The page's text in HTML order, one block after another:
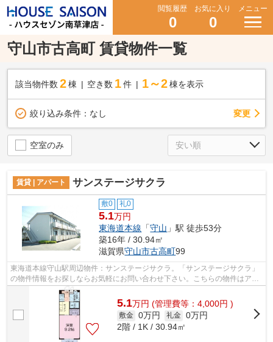
閲覧履歴
0
お気に入り
0
メニュー
守山市古高町 賃貸物件一覧
該当物件数 2棟 空き数 1 件 1～2 棟を表示
絞り込み条件： なし 変更
空室のみ
賃貸 | アパート サンステージサクラ
敷0 礼0
5.1万円
東海道本線 「守山 」駅 徒歩53分
築16年 / 30.94㎡
滋賀県守山市古高町99
東海道本線守山駅周辺物件：サンステージサクラ。「サンステージサクラ」
の物件情報をお探しならお気軽にお問い合わせ下さい。こちらの物件はアパ
ートです。東海道本線守山近辺の物件...
5.1万円 (管理費等：4,000円 )
敷金 0万円 礼金 0万円
2階 / 1K / 30.94㎡